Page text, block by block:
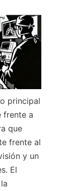
principal
frente a
que
frente al
y un
El